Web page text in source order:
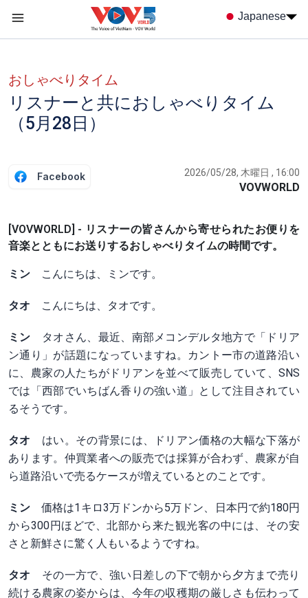
Japanese
おしゃべりタイム
リスナーと共におしゃべりタイム
（5月28日）
Facebook 2026/05/28, 木曜日 , 16:00
VOVWORLD
[VOVWORLD] - リスナーの皆さんから寄せられたお便りを
音楽とともにお送りするおしゃべりタイムの時間です。
ミン こんにちは、ミンです。
タオ こんにちは、タオです。
ミン
タオさん、最近、南部メコンデルタ地方で「ドリア
ン通り」が話題になっていますね。カントー市の道路沿い
に、農家の人たちがドリアンを並べて販売していて、SNS
では「西部でいちばん香りの強い道」として注目されてい
るそうです。
タオ はい。その背景には、ドリアン価格の大幅な下落が
あります。仲買業者への販売では採算が合わず、農家が自
ら道路沿いで売るケースが増えているとのことです。
ミン価格は1キロ3万ドンから5万ドン、日本円で約180円
から300円ほどで、北部から来た観光客の中には、その安
さと新鮮さに驚く人もいるようですね。
タオ その一方で、強い日差しの下で朝から夕方まで売り
続ける農家の姿からは、今年の収穫期の厳しさも伝わって